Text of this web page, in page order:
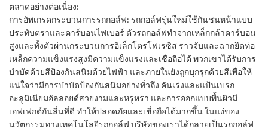
ตลาดอย่างต่อเนื่อง:
การอัพเกรดกระบวนการรถกอล์ฟ: รถกอล์ฟรุ่นใหม่ใช้กันชนหน้าแบบ
ประทับตราและคาร์บอนไฟเบอร์ ตัวรถกอล์ฟทำจากเหล็กกล้าคาร์บอน
สูงและทั้งตัวผ่านกระบวนการอิเล็กโตรโฟเรซิส ราวจับและฉากยึดท่อ
เหล็กความแข็งแรงสูงมีความแข็งแรงและเชื่อถือได้ พวกเขาได้รับการ
บำบัดด้วยสีป้องกันสนิมด้วยไฟฟ้า และภายในยังถูกบุกรุกด้วยสีเพื่อให้
แน่ใจว่ามีการบำบัดป้องกันสนิมอย่างทั่วถึง คันเร่งและแป้นเบรก
อะลูมิเนียมอัลลอยด์สวยงามและหรูหรา และการออกแบบพื้นผิวมี
เอฟเฟกต์กันลื่นที่ดี ทำให้ปลอดภัยและเชื่อถือได้มากขึ้น ในแง่ของ
นวัตกรรมทางเทคโนโลยีรถกอล์ฟ บริษัทของเราได้กลายเป็นรถกอล์ฟ